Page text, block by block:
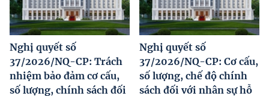
Nghị quyết số
37/2026/NQ-CP: Trách
nhiệm bảo đảm cơ cấu,
số lượng, chính sách đối
Nghị quyết số
37/2026/NQ-CP: Cơ cấu,
số lượng, chế độ chính
sách đối với nhân sự hỗ